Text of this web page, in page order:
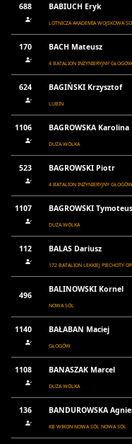
688 BABIUCH Eryk
LOTNICZA AKADEMIA WOJSKOWA
170 BACH Mateusz
4 BATALION INŻYNIERYJNY
624 BAGIŃSKI Krzysztof
LUBIN
1106 BAGROWSKA Karolina
DUŻA WÓLKA
523 BAGROWSKI Piotr
4 BATALION INŻYNIERYJNY
1107 BAGROWSKI
DUŻA WÓLKA
112 BALAS Dariusz
172 BATALION LEKKIEJ PIECHOTY
496
BALINOWSKI Kornel
NOWA SÓL
1140 BAŁABAN Maciej
GŁOGÓW
1108 BANASZAK Marcel
DUŻA WÓLKA
136 BANDUROWSKA
KB WIKON NOWA SÓL NOWA SÓL